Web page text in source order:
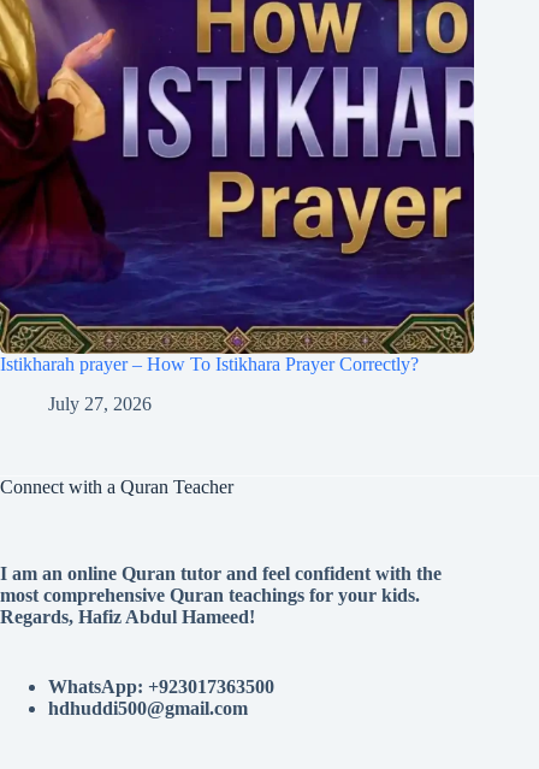
Istikharah prayer – How To Istikhara Prayer Correctly?
July 27, 2026
Connect with a Quran Teacher
I am an online Quran tutor and feel confident with the
most comprehensive Quran teachings for your kids.
Regards, Hafiz Abdul Hameed!
WhatsApp: +923017363500
hdhuddi500@gmail.com